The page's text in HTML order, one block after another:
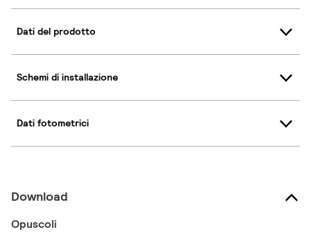
Dati del prodotto
Schemi di installazione
Dati fotometrici
Download
Opuscoli